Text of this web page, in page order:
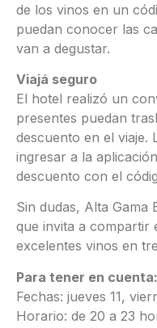
de los vinos en un
puedan conocer las
van a degustar.
Viajá seguro
El hotel realizó un
presentes puedan
descuento en el viaje.
ingresar a la
descuento con el
Sin dudas, Alta
que invita a compartir
excelentes vinos en
Para tener en cuenta:
Fechas: jueves 11,
Horario: de 20 a 23